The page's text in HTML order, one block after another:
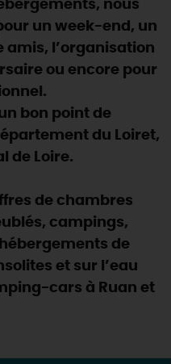
VIVRE
des animaux 🐎
de la Faïencerie de
!
Baludik
festivals 🎉
nature en 2026
dans le Loiret !
"Loiret au fil de l'eau"
?
DÉPLACER
nous
un week-end, un
amis, l’organisation
ou encore pour
bon point de
du Loiret,
de Loire.
de chambres
campings,
de
et sur l’eau
cars à Ruan et